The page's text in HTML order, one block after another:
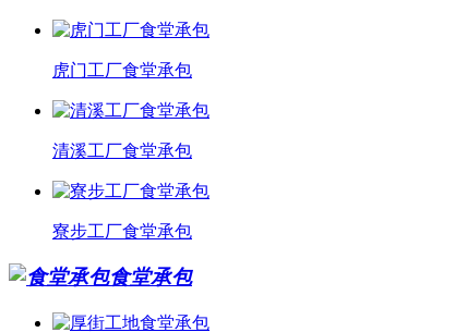
虎门工厂食堂承包
清溪工厂食堂承包
寮步工厂食堂承包
食堂承包